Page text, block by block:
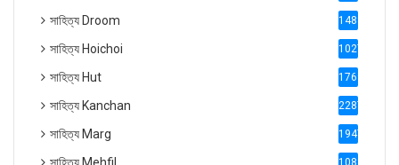
সাহিত্য Droom 1488
সাহিত্য Hoichoi 1027
সাহিত্য Hut 1769
সাহিত্য Kanchan 2287
সাহিত্য Marg 1947
1088